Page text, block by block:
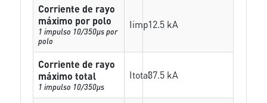
Corriente de rayo
máximo por polo
1 impulso 10/350µs por
polo
Iimp12.5 kA
Corriente de rayo
máximo total
1 impulso 10/350µs
Itotal37.5 kA